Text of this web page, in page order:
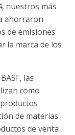
nuestros más
ahorraron
de emisiones
la marca de los
las
como
de materias
de venta